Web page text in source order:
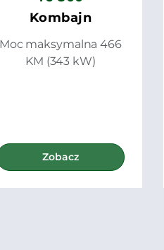
Kombajn
Moc maksymalna 466
KM (343 kW)
Zobacz